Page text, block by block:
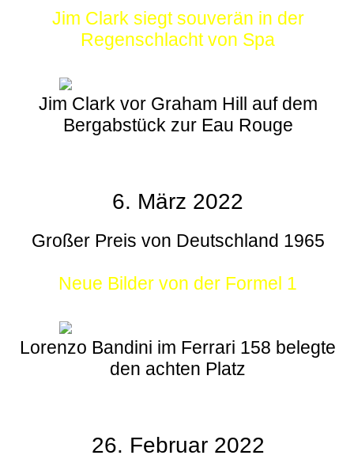
Jim Clark siegt souverän in der
Regenschlacht von Spa
Jim Clark vor Graham Hill auf dem
Bergabstück zur Eau Rouge
6. März 2022
Großer Preis von Deutschland 1965
Neue Bilder von der Formel 1
Lorenzo Bandini im Ferrari 158 belegte
den achten Platz
26. Februar 2022